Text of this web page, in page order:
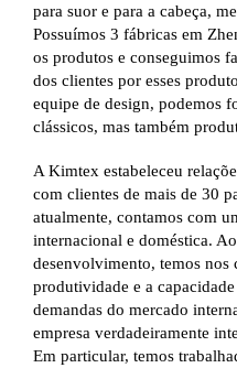
para suor e para a cabeça,
Possuímos 3 fábricas em
os produtos e conseguimos
dos clientes por esses
equipe de design, podemos
clássicos, mas também
A Kimtex estabeleceu
com clientes de mais de 30
atualmente, contamos com
internacional e doméstica.
desenvolvimento, temos nos
produtividade e a
demandas do mercado
empresa verdadeiramente
Em particular, temos